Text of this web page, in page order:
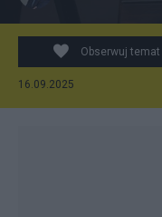
Obserwuj temat
16.09.2025